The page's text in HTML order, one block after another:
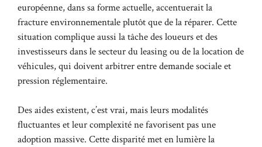
européenne, dans sa forme actuelle, accentuerait la
fracture environnementale plutôt que de la réparer. Cette
situation complique aussi la tâche des loueurs et des
investisseurs dans le secteur du leasing ou de la location de
véhicules, qui doivent arbitrer entre demande sociale et
pression réglementaire.
Des aides existent, c’est vrai, mais leurs modalités
fluctuantes et leur complexité ne favorisent pas une
adoption massive. Cette disparité met en lumière la